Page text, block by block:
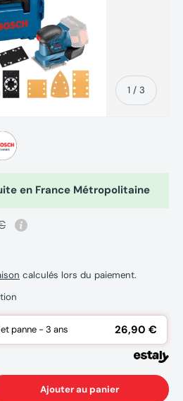
1 / de
3
en France Métropolitaine
calculés lors du paiement.
panne - 3 ans 26,90 €
Ajouter au panier